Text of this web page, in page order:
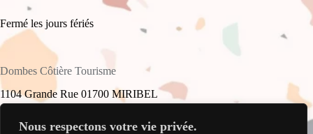
Nous respectons votre vie privée.
Fermé les jours fériés
Dombes Côtière Tourisme
1104 Grande Rue 01700 MIRIBEL
+33(0)4 78 55 61 16